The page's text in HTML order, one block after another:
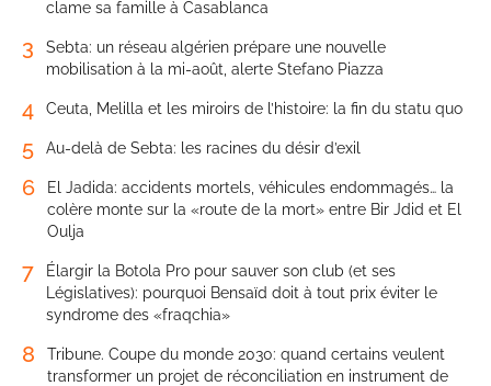
clame sa famille à Casablanca
3
Sebta: un réseau algérien prépare une nouvelle
mobilisation à la mi-août, alerte Stefano Piazza
4 Ceuta, Melilla et les miroirs de l’histoire: la fin du statu quo
5 Au-delà de Sebta: les racines du désir d’exil
6
El Jadida: accidents mortels, véhicules endommagés… la
colère monte sur la «route de la mort» entre Bir Jdid et El
Oulja
7
Élargir la Botola Pro pour sauver son club (et ses
Législatives): pourquoi Bensaïd doit à tout prix éviter le
syndrome des «fraqchia»
8
Tribune. Coupe du monde 2030: quand certains veulent
transformer un projet de réconciliation en instrument de